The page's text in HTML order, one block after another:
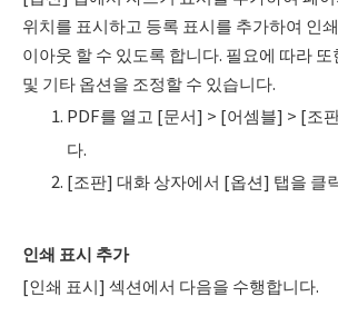
위치를 표시하고 등록 표시를 추가하여 인
이아웃 할 수 있도록 합니다. 필요에 따라
및 기타 옵션을 조정할 수 있습니다.
PDF를 열고 [문서] > [어셈블] > [조
다.
[조판] 대화 상자에서 [옵션] 탭을 클
인쇄 표시 추가
[인쇄 표시] 섹션에서 다음을 수행합니다.